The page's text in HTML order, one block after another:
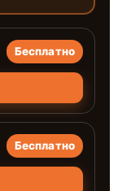
Бесплатно
Бесплатно